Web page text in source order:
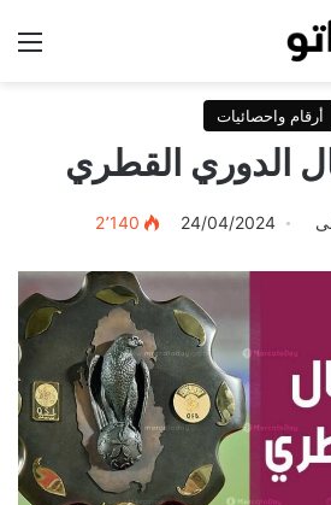
أرقام واحصائيات
الدوري القطري
24/04/2024 2٬140